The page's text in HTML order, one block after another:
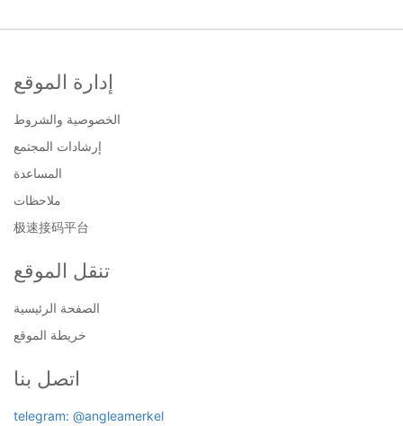
إدارة الموقع
الخصوصية والشروط
إرشادات المجتمع
المساعدة
ملاحظات
极速接码平台
تنقل الموقع
الصفحة الرئيسية
خريطة الموقع
اتصل بنا
telegram: @angleamerkel